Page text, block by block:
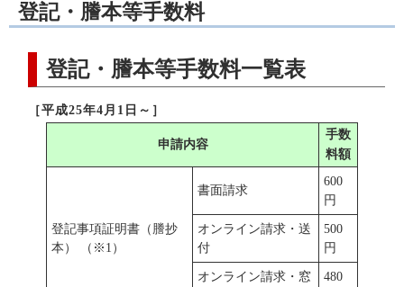
登記・謄本等手数料
登記・謄本等手数料一覧表
［平成25年4月1日～］
申請内容
手数
料額
登記事項証明書（謄抄
本） （※1）
書面請求
600
円
オンライン請求・送
付
500
円
オンライン請求・窓
480